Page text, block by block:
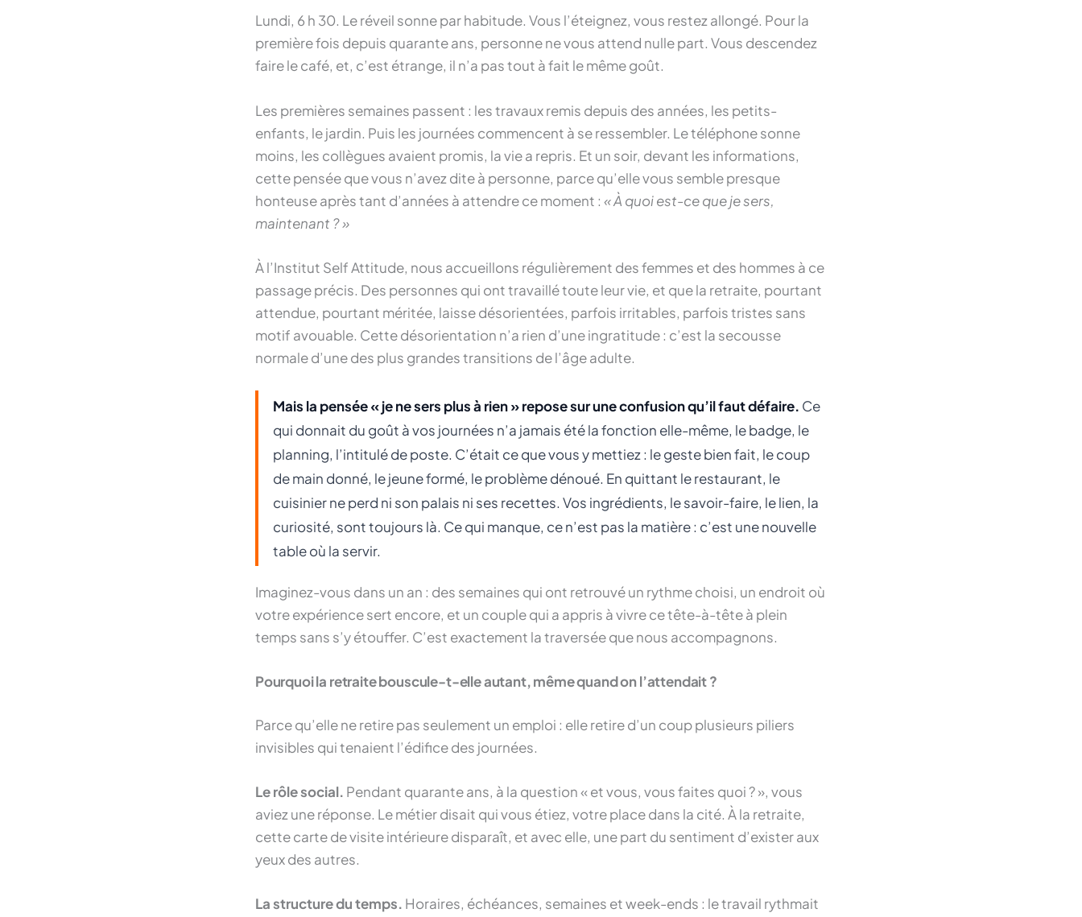
Lundi, 6 h 30. Le réveil sonne par habitude. Vous l’éteignez, vous restez allongé. Pour la
première fois depuis quarante ans, personne ne vous attend nulle part. Vous descendez
faire le café, et, c’est étrange, il n’a pas tout à fait le même goût.
Les premières semaines passent : les travaux remis depuis des années, les petits-
enfants, le jardin. Puis les journées commencent à se ressembler. Le téléphone sonne
moins, les collègues avaient promis, la vie a repris. Et un soir, devant les informations,
cette pensée que vous n’avez dite à personne, parce qu’elle vous semble presque
honteuse après tant d’années à attendre ce moment : « À quoi est-ce que je sers,
maintenant ? »
À l’Institut Self Attitude, nous accueillons régulièrement des femmes et des hommes à ce
passage précis. Des personnes qui ont travaillé toute leur vie, et que la retraite, pourtant
attendue, pourtant méritée, laisse désorientées, parfois irritables, parfois tristes sans
motif avouable. Cette désorientation n’a rien d’une ingratitude : c’est la secousse
normale d’une des plus grandes transitions de l’âge adulte.
Mais la pensée « je ne sers plus à rien » repose sur une confusion qu’il faut défaire. Ce
qui donnait du goût à vos journées n’a jamais été la fonction elle-même, le badge, le
planning, l’intitulé de poste. C’était ce que vous y mettiez : le geste bien fait, le coup
de main donné, le jeune formé, le problème dénoué. En quittant le restaurant, le
cuisinier ne perd ni son palais ni ses recettes. Vos ingrédients, le savoir-faire, le lien, la
curiosité, sont toujours là. Ce qui manque, ce n’est pas la matière : c’est une nouvelle
table où la servir.
Imaginez-vous dans un an : des semaines qui ont retrouvé un rythme choisi, un endroit où
votre expérience sert encore, et un couple qui a appris à vivre ce tête-à-tête à plein
temps sans s’y étouffer. C’est exactement la traversée que nous accompagnons.
Pourquoi la retraite bouscule-t-elle autant, même quand on l’attendait ?
Parce qu’elle ne retire pas seulement un emploi : elle retire d’un coup plusieurs piliers
invisibles qui tenaient l’édifice des journées.
Le rôle social. Pendant quarante ans, à la question « et vous, vous faites quoi ? », vous
aviez une réponse. Le métier disait qui vous étiez, votre place dans la cité. À la retraite,
cette carte de visite intérieure disparaît, et avec elle, une part du sentiment d’exister aux
yeux des autres.
La structure du temps. Horaires, échéances, semaines et week-ends : le travail rythmait